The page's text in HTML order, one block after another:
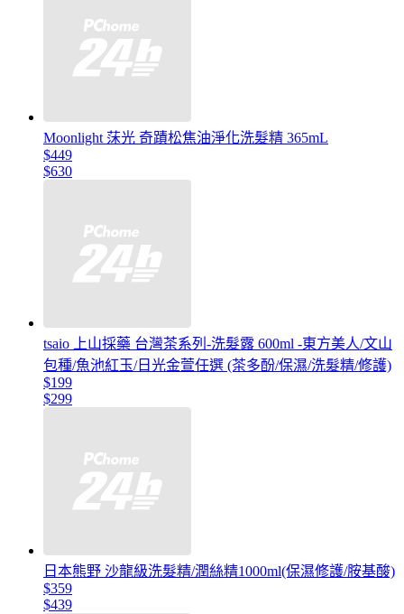
Moonlight 莯光 奇蹟松焦油淨化洗髮精 365mL
$449
$630
tsaio 上山採藥 台灣茶系列-洗髮露 600ml -東方美人/文山
包種/魚池紅玉/日光金萱任選 (茶多酚/保濕/洗髮精/修護)
$199
$299
日本熊野 沙龍級洗髮精/潤絲精1000ml(保濕修護/胺基酸)
$359
$439